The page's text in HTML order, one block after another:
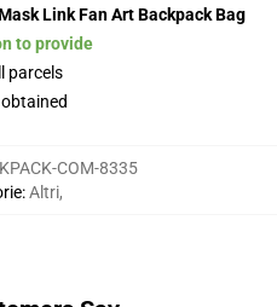
to provide
parcels
COM-8335
:Altri,